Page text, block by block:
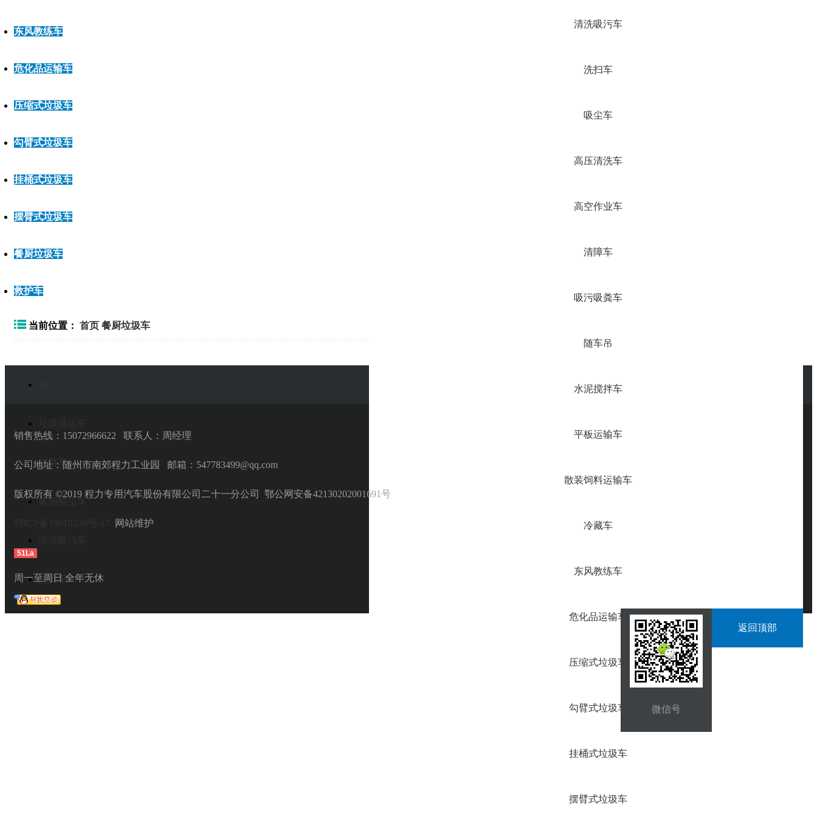
清洗吸污车
洗扫车
吸尘车
高压清洗车
高空作业车
清障车
吸污吸粪车
随车吊
水泥搅拌车
平板运输车
散装饲料运输车
冷藏车
东风教练车
危化品运输车
压缩式垃圾车
勾臂式垃圾车
挂桶式垃圾车
摆臂式垃圾车
东风教练车
危化品运输车
压缩式垃圾车
勾臂式垃圾车
挂桶式垃圾车
摆臂式垃圾车
餐厨垃圾车
救护车
当前位置： 首页 餐厨垃圾车
扫路车
雾泡抑尘车
洗扫车
返回顶部
销售热线：15072966622 联系人：周经理
公司地址：随州市南郊程力工业园 邮箱：547783499@qq.com
版权所有 ©2019 程力专用汽车股份有限公司二十一分公司 鄂公网安备42130202001691号
网站维护
51La
周一至周日 全年无休
微信号